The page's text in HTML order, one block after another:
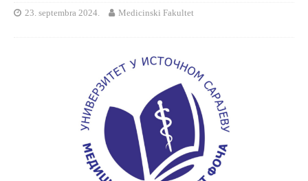
23. septembra 2024. Medicinski Fakultet